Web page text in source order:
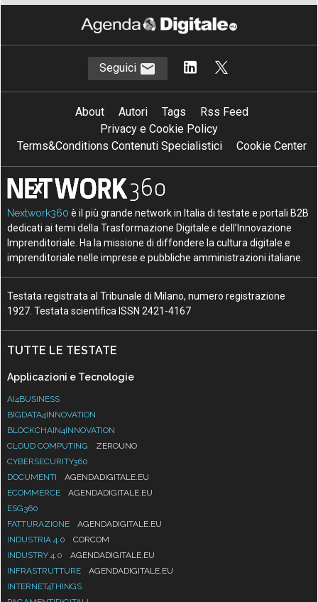
Seguici
About Autori Tags
Rss Feed
Privacy e Cookie Policy
Terms&Conditions Contenuti Specialistici
Cookie Center
Nextwork360 è il più grande network in Italia di testate e portali B2B
dedicati ai temi della Trasformazione Digitale e dell’Innovazione
Imprenditoriale. Ha la missione di diffondere la cultura digitale e
imprenditoriale nelle imprese e pubbliche amministrazioni italiane.
Testata registrata al Tribunale di Milano, numero registrazione
1927. Testata scientifica ISSN 2421-4167
TUTTE LE TESTATE
Applicazioni e Tecnologie
AI4BUSINESS
BIGDATA4INNOVATION
BLOCKCHAIN4INNOVATION
CLOUD COMPUTING
ZEROUNO
CYBERSECURITY360
DOCUMENTI
AGENDADIGITALE.EU
ECOMMERCE
AGENDADIGITALE.EU
ESG360
FATTURAZIONE
AGENDADIGITALE.EU
INDUSTRIA 4.0
CORCOM
INDUSTRY 4.0
AGENDADIGITALE.EU
INFRASTRUTTURE
AGENDADIGITALE.EU
INTERNET4THINGS